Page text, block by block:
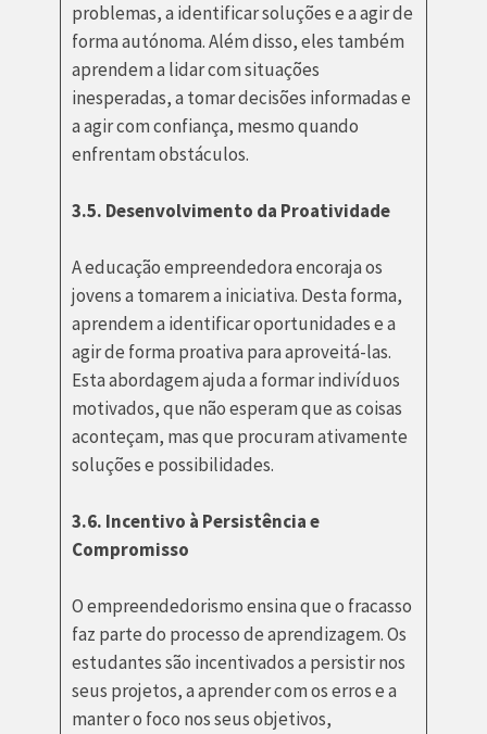
problemas, a identificar soluções e a agir de
forma autónoma. Além disso, eles também
aprendem a lidar com situações
inesperadas, a tomar decisões informadas e
a agir com confiança, mesmo quando
enfrentam obstáculos.
3.5. Desenvolvimento da Proatividade
A educação empreendedora encoraja os
jovens a tomarem a iniciativa. Desta forma,
aprendem a identificar oportunidades e a
agir de forma proativa para aproveitá-las.
Esta abordagem ajuda a formar indivíduos
motivados, que não esperam que as coisas
aconteçam, mas que procuram ativamente
soluções e possibilidades.
3.6. Incentivo à Persistência e
Compromisso
O empreendedorismo ensina que o fracasso
faz parte do processo de aprendizagem. Os
estudantes são incentivados a persistir nos
seus projetos, a aprender com os erros e a
manter o foco nos seus objetivos,